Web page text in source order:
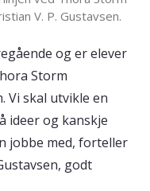
V. P. Gustavsen.
og er elever
Storm
Vi skal utvikle en
ideer og kanskje
jobbe med, forteller
godt